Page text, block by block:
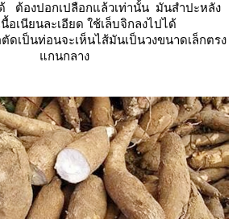
ต้องปอกเปลือกแล้วเท่านั้น มันสำปะหลัง
อเนียนละเอียด ใช้เล็บจิกลงไปได้
ดเป็นท่อนจะเห็นไส้มันเป็นวงขนาดเล็กตรง
กนกลาง